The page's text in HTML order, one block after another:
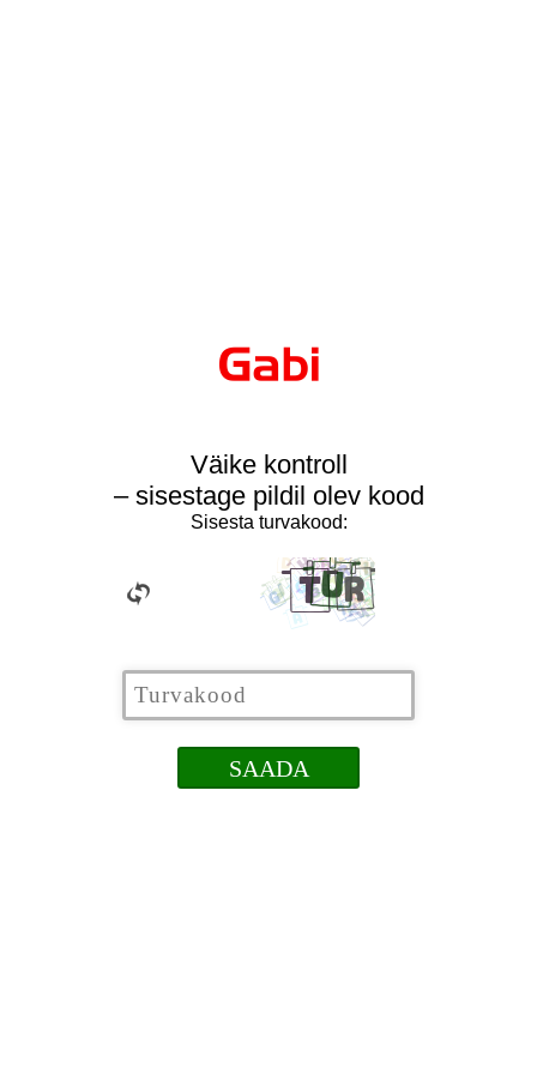
Väike kontroll
– sisestage pildil olev kood
Sisesta turvakood: